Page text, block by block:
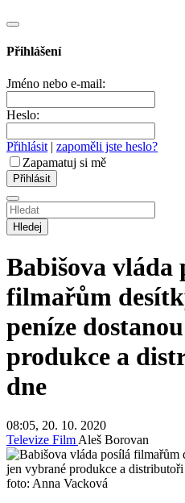
Přihlášení
Jméno nebo e-mail:
Heslo:
Přihlásit | zapoměli jste heslo?
Zapamatuj si mě
Hledej
Babišova vláda
filmařům
peníze
produkce a
dne
08:05, 20. 10. 2020
Televize FilmAleš Borovan
foto: Anna Vacková